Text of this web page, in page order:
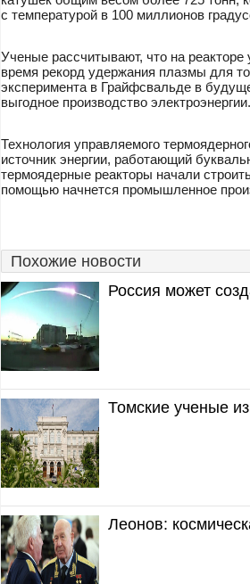
с температурой в 100 миллионов
Ученые рассчитывают, что на
время рекорд удержания плазмы для
эксперимента в Грайфсвальде в
выгодное производство электроэнергии.
Технология управляемого
источник энергии, работающий
термоядерные реакторы начали
помощью начнется промышленное
Похожие новости
Россия может
Томские ученые
Леонов: